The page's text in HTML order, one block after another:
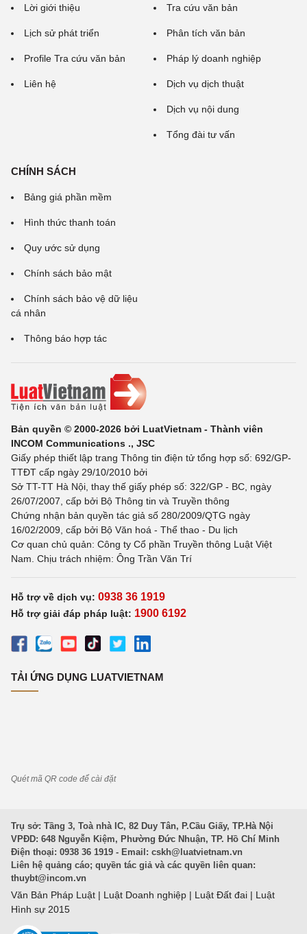
Lời giới thiệu
Lịch sử phát triển
Profile Tra cứu văn bản
Liên hệ
Tra cứu văn bản
Phân tích văn bản
Pháp lý doanh nghiệp
Dịch vụ dịch thuật
Dịch vụ nội dung
Tổng đài tư vấn
CHÍNH SÁCH
Bảng giá phần mềm
Hình thức thanh toán
Quy ước sử dụng
Chính sách bảo mật
Chính sách bảo vệ dữ liệu
cá nhân
Thông báo hợp tác
Bản quyền © 2000-2026 bởi LuatVietnam - Thành viên
INCOM Communications ., JSC
Giấy phép thiết lập trang Thông tin điện tử tổng hợp số: 692/GP-
TTĐT cấp ngày 29/10/2010 bởi
Sở TT-TT Hà Nội, thay thế giấy phép số: 322/GP - BC, ngày
26/07/2007, cấp bởi Bộ Thông tin và Truyền thông
Chứng nhận bản quyền tác giả số 280/2009/QTG ngày
16/02/2009, cấp bởi Bộ Văn hoá - Thể thao - Du lịch
Cơ quan chủ quản: Công ty Cổ phần Truyền thông Luật Việt
Nam. Chịu trách nhiệm: Ông Trần Văn Trí
Hỗ trợ về dịch vụ: 0938 36 1919
Hỗ trợ giải đáp pháp luật: 1900 6192
TẢI ỨNG DỤNG LUATVIETNAM
Quét mã QR code để cài đặt
Trụ sở: Tầng 3, Toà nhà IC, 82 Duy Tân, P.Cầu Giấy, TP.Hà Nội
VPĐD: 648 Nguyễn Kiệm, Phường Đức Nhuận, TP. Hồ Chí Minh
Điện thoại: 0938 36 1919 - Email: cskh@luatvietnam.vn
Liên hệ quảng cáo; quyền tác giả và các quyền liên quan:
thuybt@incom.vn
Văn Bản Pháp Luật | Luật Doanh nghiệp | Luật Đất đai | Luật
Hình sự 2015